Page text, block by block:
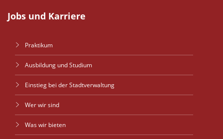
Jobs und Karriere
Praktikum
Ausbildung und Studium
Einstieg bei der Stadtverwaltung
Wer wir sind
Was wir bieten